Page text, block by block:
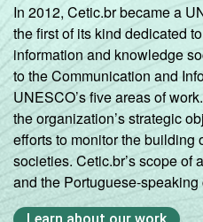
In 2012, Cetic.br became a
the first of its kind dedicated
information and knowledge
to the Communication and
UNESCO’s five areas of
the organization’s strategic
efforts to monitor the
societies. Cetic.br’s scope
and the Portuguese-